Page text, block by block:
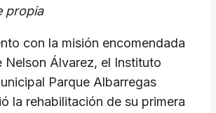
propia
con la misión encomendada
Nelson Álvarez, el Instituto
Parque Albarregas
la rehabilitación de su primera